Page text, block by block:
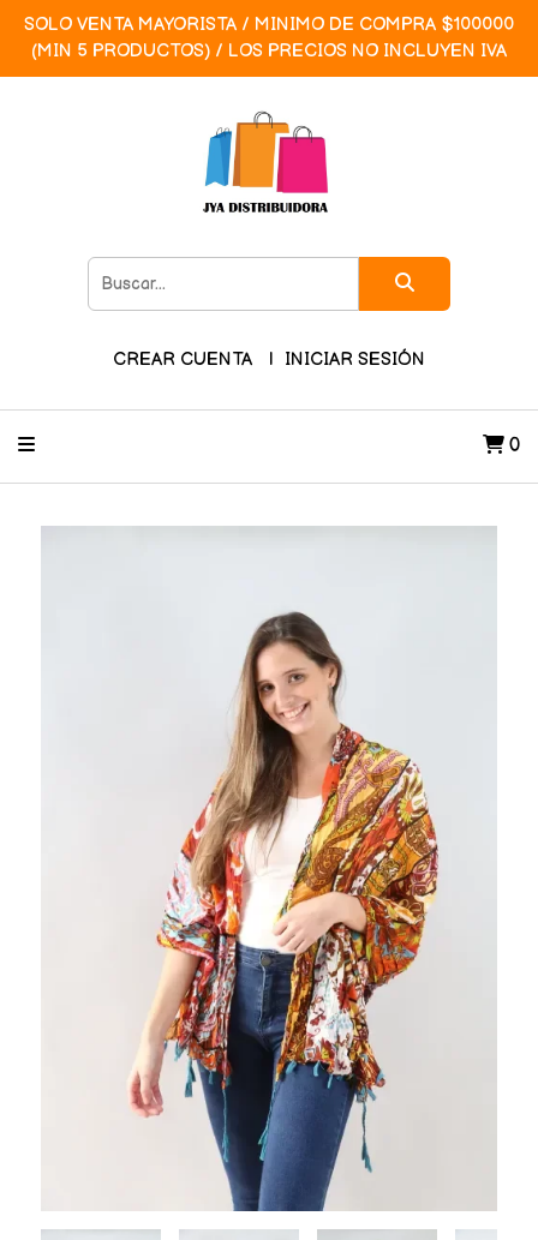
SOLO VENTA MAYORISTA / MINIMO DE COMPRA $100000
(MIN 5 PRODUCTOS) / LOS PRECIOS NO INCLUYEN IVA
CREAR CUENTA INICIAR SESIÓN
0